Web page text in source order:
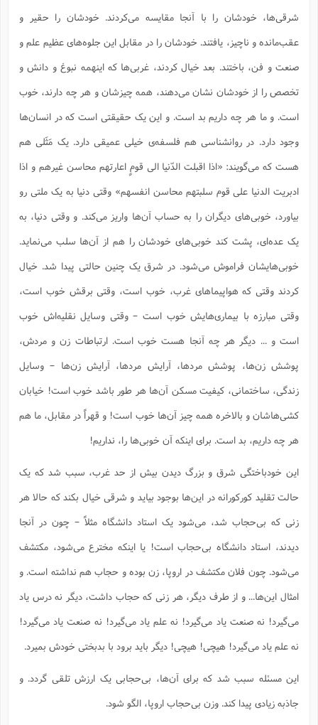
شرقی‌ها، خودشان را با آنجا مقایسه می‌کردند. خودشان را حقیر و
عقب‌مانده و ناچیز، یافتند. خودشان را در مقابل این جلوه‌های عظیم علم و
صنعت و فن، باختند. بعد خیال کردند، غربی‌ها که اینهمه نبوغ و دانش و
تخصص را از خودشان نشان می‌دهند، همه چیزشان و هر چه دارند، خوب
است. و ما هر چه داریم بد است. و این یک حقیقتی است که در انسان‌ها
وجود دارد. در روانشناسی هم فلسفه‌ی خیلی عمیقی دارد. یک مَثَلی هم
هست که می‌گویند: «اذا اقبلت الدّنیا الی قومٍ اعارتهم محاسن غیرهم و اذا
ادبریت الدنیا علی قوم سلبتهم محاسن انفسهم» وقتی دنیا به یک ملتی رو
بیاورد، خوبی‌های دیگران را به حساب آن‌ها واریز می‌کند. و وقتی دنیا، به
یک عده‌ای، پشت کند خوبی‌های خودشان را هم از آن‌ها سلب می‌نماید.
خوبی‌هایشان فراموش می‌شود. در شرق یک چنین حالتی پیدا شد. خیال
کردند وقتی که هواپیماهای غرب، خوب است، وقتی برقش خوب است،
وقتی مبارزه با بیماری‌هایش خوب است – وقتی وسایل نقلیه‌اش خوب
است و ... دیگر هر چه آنجا هست خوب است. ارتباطات زن و مردش،
پوشش زن‌ها، پوشش مردها، آرایش مردها، آرایش زن‌ها – وسایل
زندگی، ساختمانی، کیفیت مسکن آن‌ها هر طور باشد خوب است! خیابان
کشی‌هاشان و بالاخره همه چیز آن‌ها خوب است! و قهراً در مقابل، ما هم
هر چه داریم، بد است. برای اینکه آن خوبی‌ها را، نداریم!
این خودباختگی شرق و بزرگ دیدن بیش از حد غرب، سبب شد که یک
حالت تقلید کورکورانه در این‌ها بوجود بیاید و شرقی خیال بکند که حالا هر
زنی که بی‌حجاب شد، می‌شود یک استاد دانشگاه مثلاً – چون در آنجا
دیدند، استاد دانشگاه بی‌حجاب است! یا اینکه مخترع می‌شود، مکتشف
می‌شود. چون فلان مکتشف در اروپا، زن بوده و حجاب هم نداشته است. و
امثال این‌ها... و از طرف دیگر، هر زنی که حجاب داشت، دیگر نه درس یاد
می‌گیرد! نه صنعت یاد می‌گیرد! نه علم یاد می‌گیرد! نه صنعت یاد می‌گیرد!
نه علم یاد می‌گیرد! هیچی! هیچی! دیگر باید برود با بدبختی خودش بمیرد.
این مسئله سبب شد که برای آن‌ها، بی‌حجابی یک ارزش تلقی گردد. و
جاذبه زیادی پیدا کند. وزن بی‌حجاب اروپا، الگو شود.